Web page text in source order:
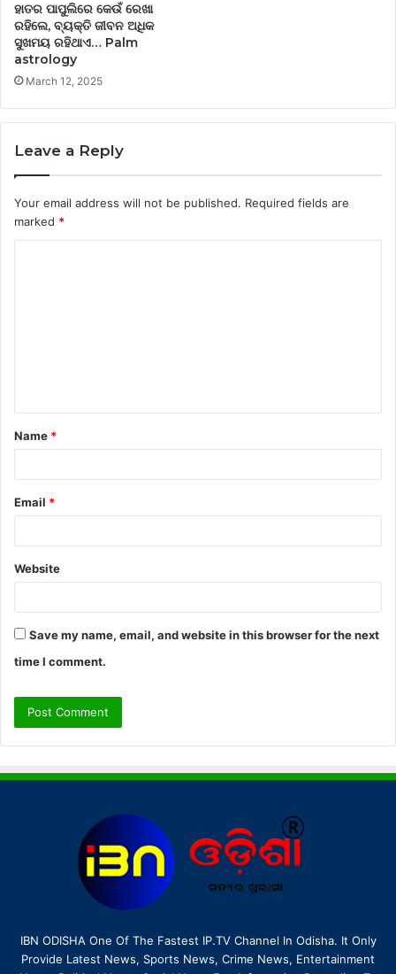
ହାତର ପାପୁଲିରେ କେଉଁ ରେଖା
ରହିଲେ, ବ୍ୟକ୍ତି ଜୀବନ ଅଧିକ
ସୁଖମୟ ରହିଥାଏ… Palm
astrology
March 12, 2025
Leave a Reply
Your email address will not be published. Required fields are
marked *
t
*
Name *
Email *
Website
Save my name, email, and website in this browser for the next
time I comment.
IBN ODISHA One Of The Fastest IP.TV Channel In Odisha. It Only
Provide Latest News, Sports News, Crime News, Entertainment